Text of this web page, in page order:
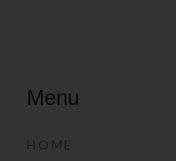
Menu
HOME